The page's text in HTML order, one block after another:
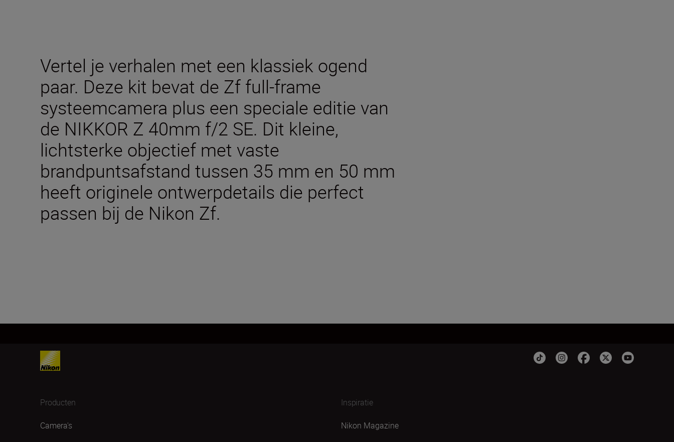
Vertel je verhalen met een klassiek ogend
paar. Deze kit bevat de Zf full-frame
systeemcamera plus een speciale editie van
de NIKKOR Z 40mm f/2 SE. Dit kleine,
lichtsterke objectief met vaste
brandpuntsafstand tussen 35 mm en 50 mm
heeft originele ontwerpdetails die perfect
passen bij de Nikon Zf.
Producten
Camera's
Inspiratie
Nikon Magazine